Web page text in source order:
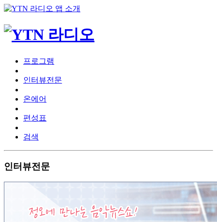
프로그램
인터뷰전문
온에어
편성표
검색
인터뷰전문